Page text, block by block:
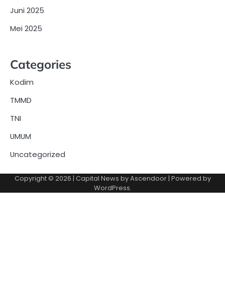
Juni 2025
Mei 2025
Categories
Kodim
TMMD
TNI
UMUM
Uncategorized
Copyright © 2026 | Capital News byAscendoor| Powered by
WordPress.